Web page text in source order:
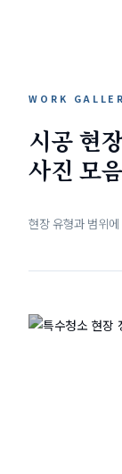
WORK
시공 현
사진 모음
현장 유형과 범위